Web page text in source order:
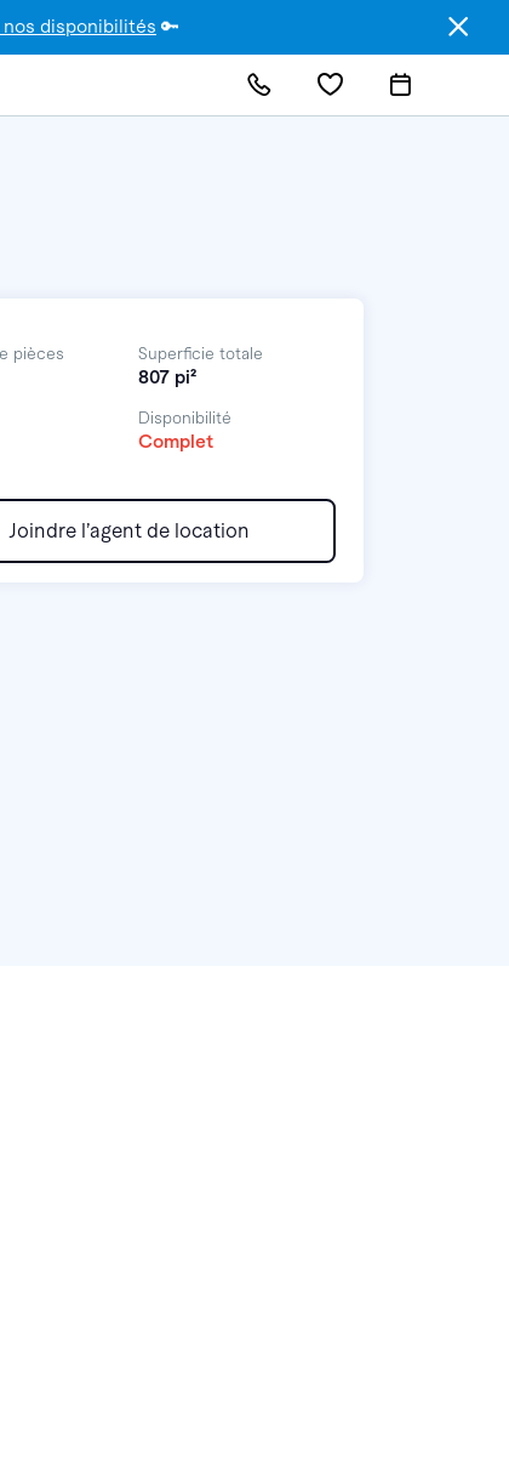
nos disponibilités 🔑
pièces Superficie totale
807 pi²
Disponibilité
Complet
Joindre l’agent de location